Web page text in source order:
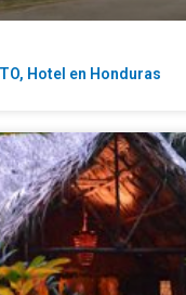
Hotel en Honduras